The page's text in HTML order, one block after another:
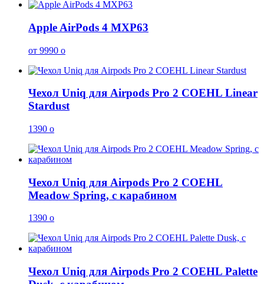
Apple AirPods 4 MXP63
от 9990 o
Чехол Uniq для Airpods Pro 2 COEHL Linear
Stardust
1390 o
Чехол Uniq для Airpods Pro 2 COEHL
Meadow Spring, с карабином
1390 o
Чехол Uniq для Airpods Pro 2 COEHL Palette